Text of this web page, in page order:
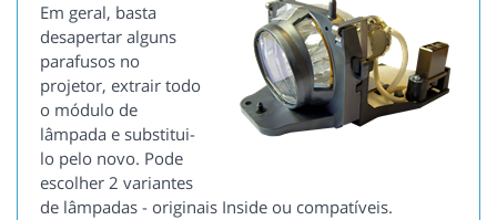
Em geral, basta
desapertar alguns
parafusos no
projetor, extrair todo
o módulo de
lâmpada e substitui-
lo pelo novo. Pode
escolher 2 variantes
de lâmpadas - originais Inside ou compatíveis.